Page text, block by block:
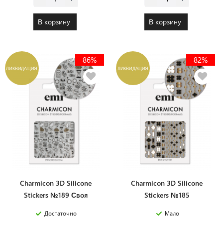
В корзину В корзину
ЛИКВИДАЦИЯ
86%
Charmicon 3D Silicone
Stickers №189 Своя
Достаточно
ЛИКВИДАЦИЯ
82%
Charmicon 3D Silicone
Stickers №185
Мало